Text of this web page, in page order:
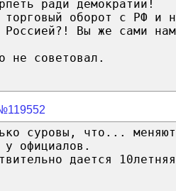
ради демократии!
оборот с РФ и
Россией?! Вы же сами
не советовал.
суровы, что...
официалов.
дается